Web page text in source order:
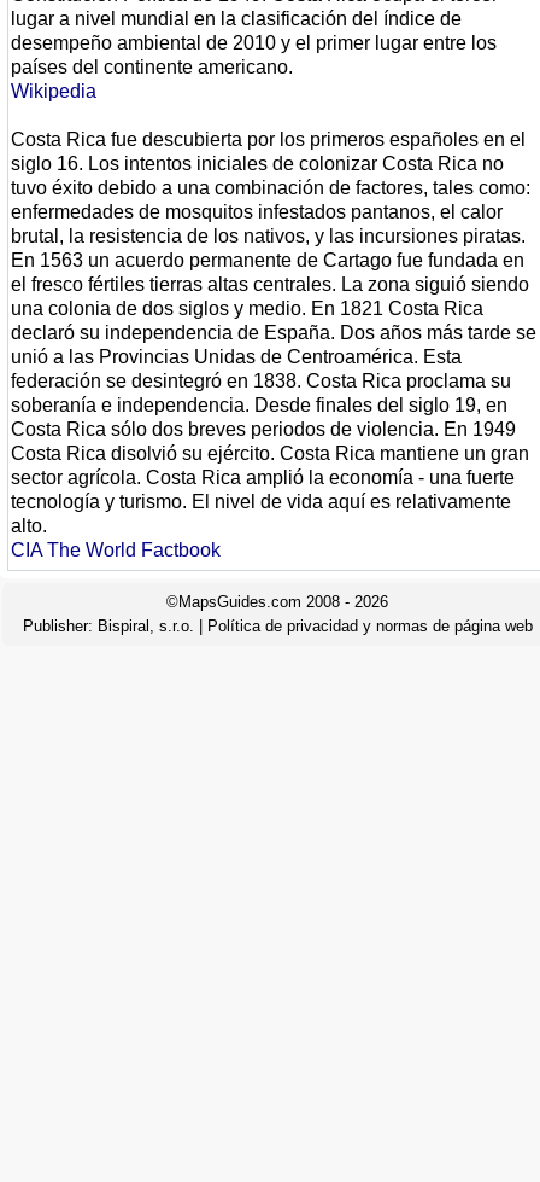
lugar a nivel mundial en la clasificación del índice de
desempeño ambiental de 2010 y el primer lugar entre los
países del continente americano.
Wikipedia
Costa Rica fue descubierta por los primeros españoles en el
siglo 16. Los intentos iniciales de colonizar Costa Rica no
tuvo éxito debido a una combinación de factores, tales como:
enfermedades de mosquitos infestados pantanos, el calor
brutal, la resistencia de los nativos, y las incursiones piratas.
En 1563 un acuerdo permanente de Cartago fue fundada en
el fresco fértiles tierras altas centrales. La zona siguió siendo
una colonia de dos siglos y medio. En 1821 Costa Rica
declaró su independencia de España. Dos años más tarde se
unió a las Provincias Unidas de Centroamérica. Esta
federación se desintegró en 1838. Costa Rica proclama su
soberanía e independencia. Desde finales del siglo 19, en
Costa Rica sólo dos breves periodos de violencia. En 1949
Costa Rica disolvió su ejército. Costa Rica mantiene un gran
sector agrícola. Costa Rica amplió la economía - una fuerte
tecnología y turismo. El nivel de vida aquí es relativamente
alto.
CIA The World Factbook
©MapsGuides.com 2008 - 2026
Publisher: Bispiral, s.r.o. Política de privacidad y normas de página web